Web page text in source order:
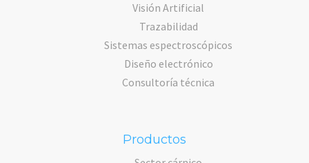
Visión Artificial
Trazabilidad
Sistemas espectroscópicos
Diseño electrónico
Consultoría técnica
Productos